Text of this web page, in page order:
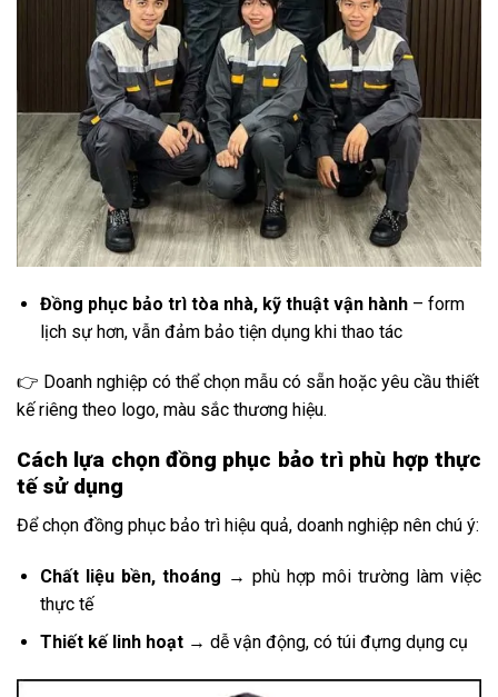
Đồng phục bảo trì tòa nhà, kỹ thuật vận hành– form
lịch sự hơn, vẫn đảm bảo tiện dụng khi thao tác
👉 Doanh nghiệp có thể chọn mẫu có sẵn hoặc yêu cầu thiết
kế riêng theo logo, màu sắc thương hiệu.
Cách lựa chọn đồng phục bảo trì phù hợp thực
tế sử dụng
Để chọn đồng phục bảo trì hiệu quả, doanh nghiệp nên chú ý:
Chất liệu bền, thoáng → phù hợp môi trường làm việc
thực tế
Thiết kế linh hoạt→ dễ vận động, có túi đựng dụng cụ